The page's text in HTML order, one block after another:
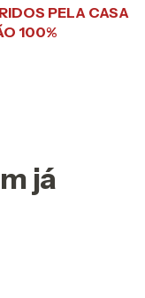
PELA CASA
100%
já